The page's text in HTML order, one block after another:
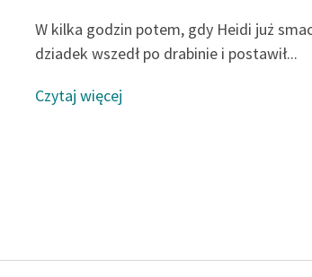
W kilka godzin potem, gdy Heidi już
dziadek wszedł po drabinie i postawił...
Czytaj więcej